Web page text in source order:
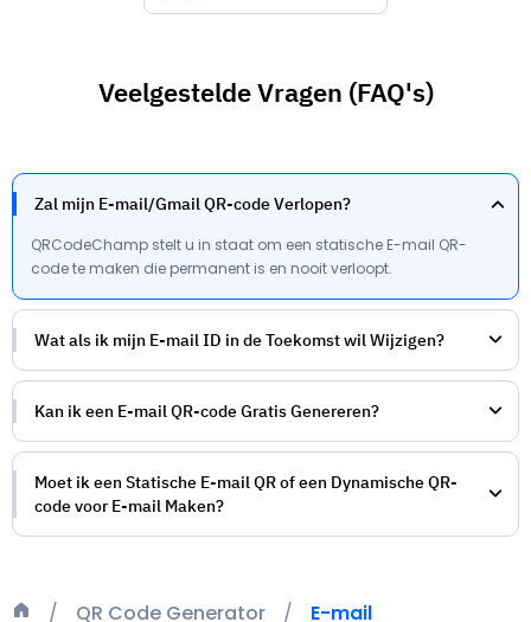
QR Code Generator E-mail
Veelgestelde Vragen (FAQ's)
Zal mijn E-mail/Gmail QR-code Verlopen?
QRCodeChamp stelt u in staat om een statische E-mail QR-
code te maken die permanent is en nooit verloopt.
Wat als ik mijn E-mail ID in de Toekomst wil Wijzigen?
Kan ik een E-mail QR-code Gratis Genereren?
Moet ik een Statische E-mail QR of een Dynamische QR-
code voor E-mail Maken?